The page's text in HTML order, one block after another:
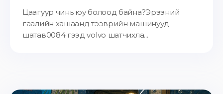
Цаагуур чинь юу болоод байна?Эрээний
гаалийн хашаанд тээврийн машинууд
шатав0084 гээд volvo шатчихла...